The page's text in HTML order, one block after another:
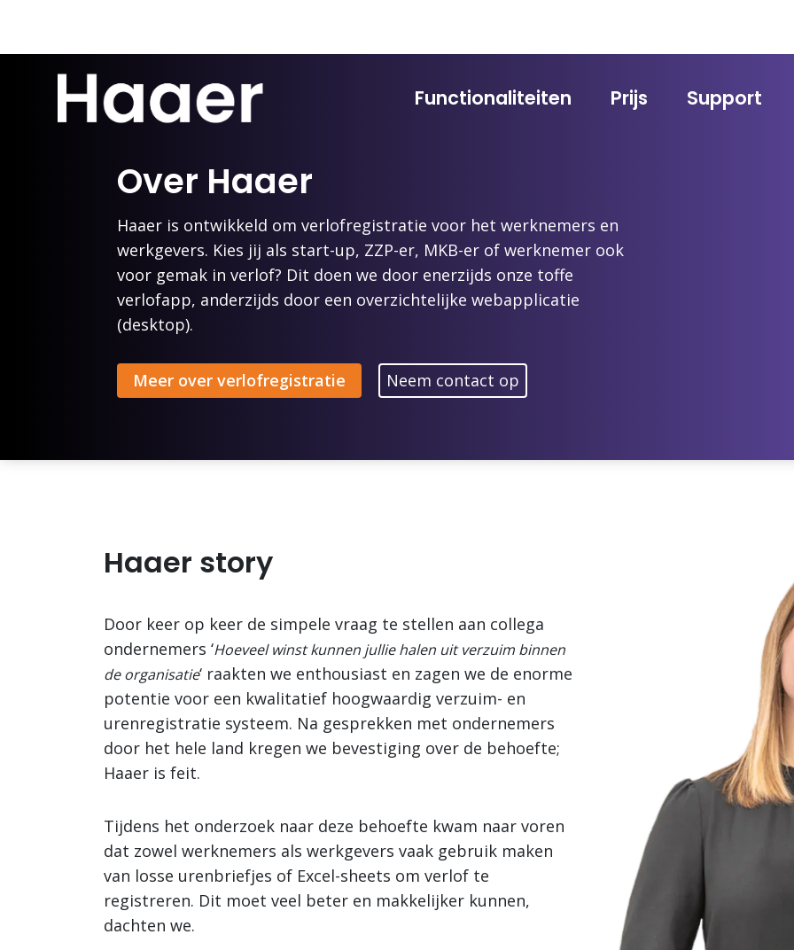
Functionaliteiten Prijs Support
Over Haaer
Haaer is ontwikkeld om verlofregistratie voor het werknemers en
werkgevers. Kies jij als start-up, ZZP-er, MKB-er of werknemer ook
voor gemak in verlof? Dit doen we door enerzijds onze toffe
verlofapp, anderzijds door een overzichtelijke webapplicatie
(desktop).
Meer over verlofregistratie Neem contact op
Haaer story
Door keer op keer de simpele vraag te stellen aan collega
ondernemers ‘Hoeveel winst kunnen jullie halen uit verzuim binnen
de organisatie‘ raakten we enthousiast en zagen we de enorme
potentie voor een kwalitatief hoogwaardig verzuim- en
urenregistratie systeem. Na gesprekken met ondernemers
door het hele land kregen we bevestiging over de behoefte;
Haaer is feit.
Tijdens het onderzoek naar deze behoefte kwam naar voren
dat zowel werknemers als werkgevers vaak gebruik maken
van losse urenbriefjes of Excel-sheets om verlof te
registreren. Dit moet veel beter en makkelijker kunnen,
dachten we.